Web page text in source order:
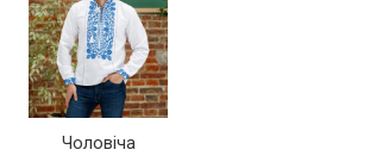
Чоловіча